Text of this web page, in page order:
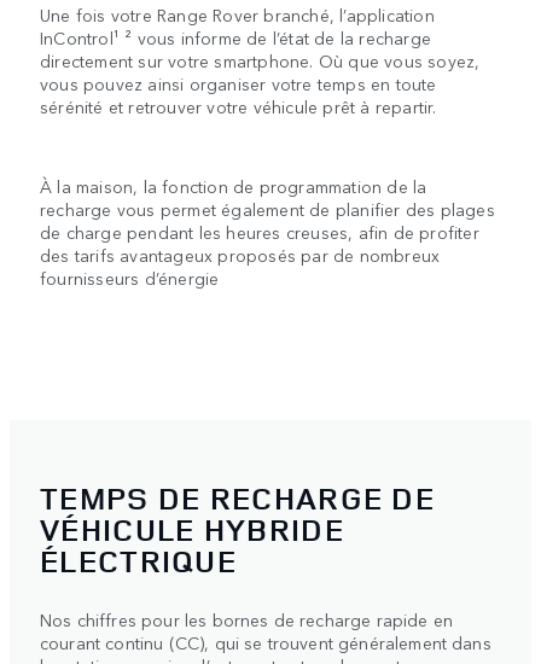
Une fois votre Range Rover branché, l’application
InControl¹ ² vous informe de l’état de la recharge
directement sur votre smartphone. Où que vous soyez,
vous pouvez ainsi organiser votre temps en toute
sérénité et retrouver votre véhicule prêt à repartir.
À la maison, la fonction de programmation de la
recharge vous permet également de planifier des plages
de charge pendant les heures creuses, afin de profiter
des tarifs avantageux proposés par de nombreux
fournisseurs d’énergie
TEMPS DE RECHARGE DE
VÉHICULE HYBRIDE
ÉLECTRIQUE
Nos chiffres pour les bornes de recharge rapide en
courant continu (CC), qui se trouvent généralement dans